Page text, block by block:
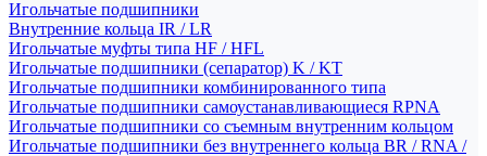
Игольчатые подшипники
Внутренние кольца IR / LR
Игольчатые муфты типа HF / HFL
Игольчатые подшипники (сепаратор) K / KT
Игольчатые подшипники комбинированного типа
Игольчатые подшипники самоустанавливающиеся RPNA
Игольчатые подшипники со съемным внутренним кольцом
Игольчатые подшипники без внутреннего кольца BR / RNA /